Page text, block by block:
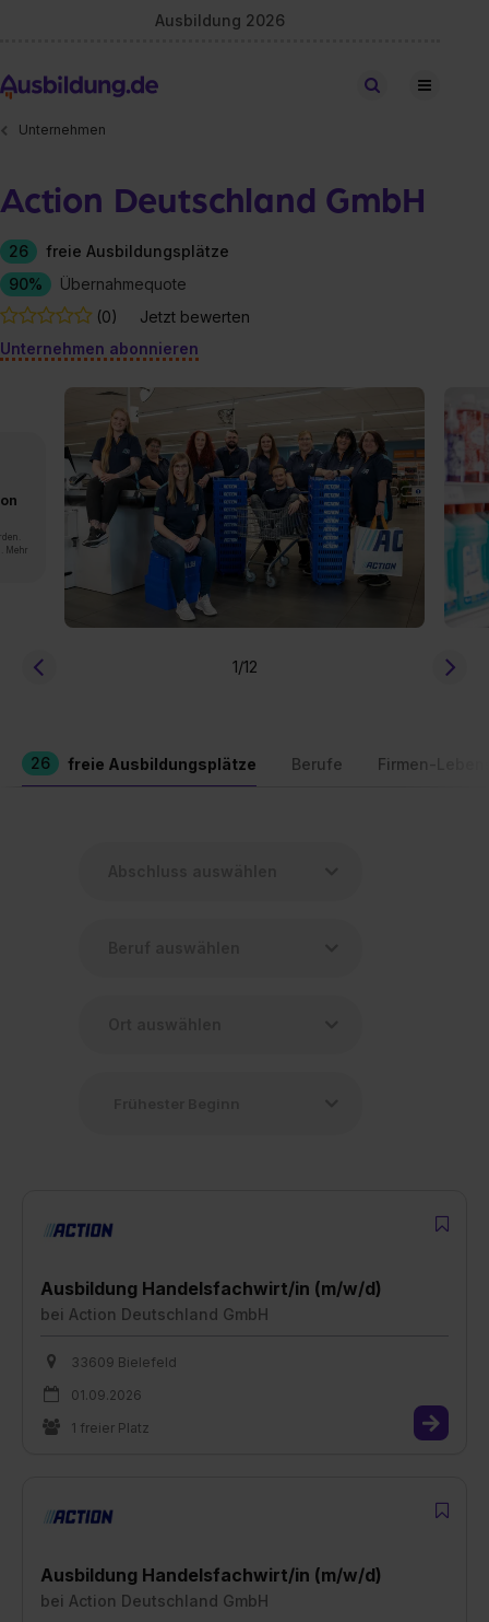
Ausbildung 2026
Stellen finden
Unternehmen
Action Deutschland GmbH
26
freie Ausbildungsplätze
90%
Übernahmequote
(0)
Jetzt bewerten
Unternehmen abonnieren
Mehr
1/12
26 freie Ausbildungsplätze Berufe Firmen-
Ausbildung Handelsfachwirt/in (m/w/d)
bei Action Deutschland GmbH
33609 Bielefeld
01.09.2026
1 freier Platz
Ausbildung Handelsfachwirt/in (m/w/d)
bei Action Deutschland GmbH